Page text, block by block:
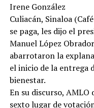
Irene González
Culiacán, Sinaloa
se paga, les dijo el
Manuel López
abarrotaron la
el inicio de la entrega
bienestar.
En su discurso, AMLO
sexto lugar de